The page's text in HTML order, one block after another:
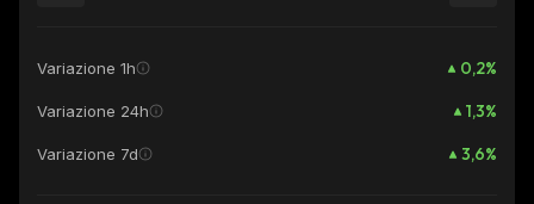
Variazione 1h 0,2%
Variazione 24h 1,3%
Variazione 7d 3,6%